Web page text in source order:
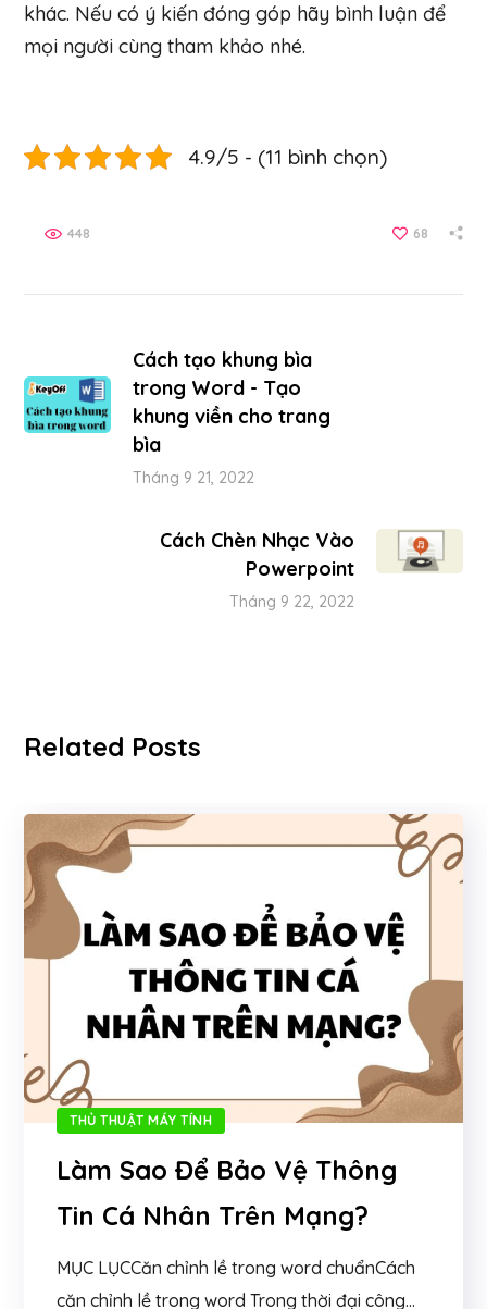
khác. Nếu có ý kiến đóng góp hãy bình luận để
mọi người cùng tham khảo nhé.
4.9/5 - (11 bình chọn)
68
448
Cách tạo khung bìa
trong Word - Tạo
khung viền cho trang
bìa
Tháng 9 21, 2022
Cách Chèn Nhạc Vào
Powerpoint
Tháng 9 22, 2022
Related Posts
THỦ THUẬT MÁY TÍNH
Làm Sao Để Bảo Vệ Thông
Tin Cá Nhân Trên Mạng?
MỤC LỤCCăn chỉnh lề trong word chuẩnCách
căn chỉnh lề trong word Trong thời đại công...